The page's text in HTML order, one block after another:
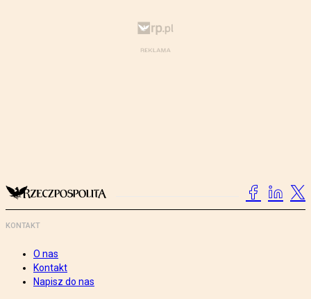
KONTAKT
O nas
Kontakt
Napisz do nas